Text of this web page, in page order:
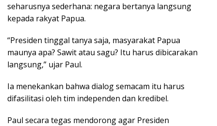
seharusnya sederhana: negara bertanya langsung
kepada rakyat Papua.
“Presiden tinggal tanya saja, masyarakat Papua
maunya apa? Sawit atau sagu? Itu harus dibicarakan
langsung,” ujar Paul.
Ia menekankan bahwa dialog semacam itu harus
difasilitasi oleh tim independen dan kredibel.
Paul secara tegas mendorong agar Presiden